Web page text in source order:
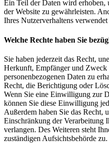
Ein Teil der Daten wird erhoben,
der Website zu gewährleisten.
Ihres Nutzerverhaltens
Welche Rechte haben Sie
Sie haben jederzeit das Recht,
Herkunft, Empfänger und Zweck
personenbezogenen Daten zu
Recht, die Berichtigung oder
Wenn Sie eine Einwilligung zur
können Sie diese Einwilligung
Außerdem haben Sie das Recht,
Einschränkung der Verarbeitung
verlangen. Des Weiteren steht
zuständigen Aufsichtsbehörde zu.